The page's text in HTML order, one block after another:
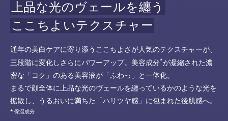
上品な光のヴェールを纏う
ここちよいテクスチャー
通年の美白ケアに寄り添うここちよさが人気のテクスチャーが、
三段階に変化しさらにパワーアップ。美容成分*が凝縮された濃
密な「コク」のある美容液が「ふわっ」と一体化。
まるで顔全体に上品な光のヴェールを纏っているかのような光を
拡散し、うるおいに満ちた「ハリツヤ感」に包まれた後肌感へ。
保湿成分